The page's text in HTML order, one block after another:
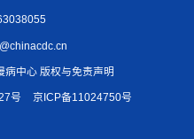
病中心 版权与免责声明
号 京ICP备11024750号